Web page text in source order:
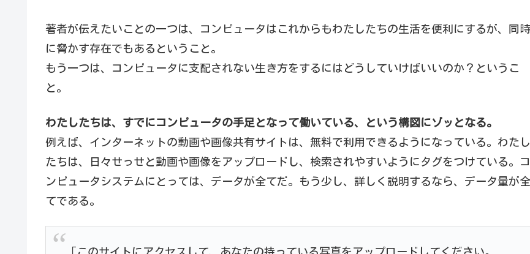
著者が伝えたいことの一つは、コンピュータはこれからもわたしたちの生活を便利にするが、同時
に脅かす存在でもあるということ。
もう一つは、コンピュータに支配されない生き方をするにはどうしていけばいいのか？というこ
と。
わたしたちは、すでにコンピュータの手足となって働いている、という構図にゾッとなる。
例えば、インターネットの動画や画像共有サイトは、無料で利用できるようになっている。わたし
たちは、日々せっせと動画や画像をアップロードし、検索されやすいようにタグをつけている。コ
ンピュータシステムにとっては、データが全てだ。もう少し、詳しく説明するなら、データ量が全
てである。
「このサイトにアクセスして、あなたの持っている写真をアップロードしてください。